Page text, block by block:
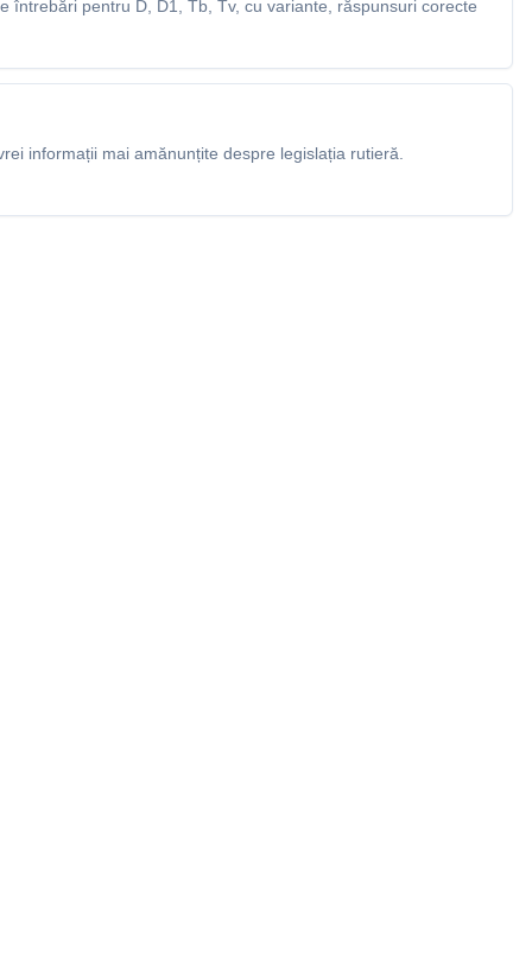
întrebări pentru D, D1, Tb, Tv, cu variante, răspunsuri corecte
informații mai amănunțite despre legislația rutieră.